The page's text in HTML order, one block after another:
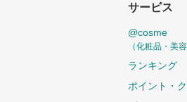
サービス
@cosme
（化粧品・美
ランキング
ポイント・